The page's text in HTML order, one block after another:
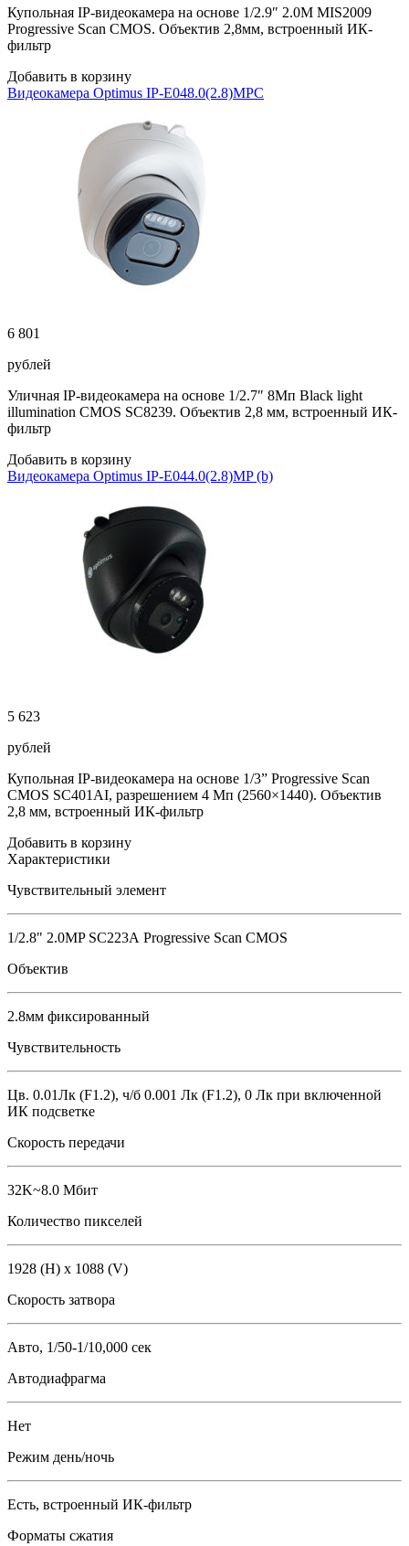
Купольная IP-видеокамера на основе 1/2.9″ 2.0M MIS2009
Progressive Scan CMOS. Объектив 2,8мм, встроенный ИК-
фильтр
Добавить в корзину
Видеокамера Optimus IP-E048.0(2.8)MPC
6 801
рублей
Уличная IP-видеокамера на основе 1/2.7″ 8Мп Black light
illumination CMOS SC8239. Объектив 2,8 мм, встроенный ИК-
фильтр
Добавить в корзину
Видеокамера Optimus IP-E044.0(2.8)MP (b)
5 623
рублей
Купольная IP-видеокамера на основе 1/3” Progressive Scan
CMOS SC401AI, разрешением 4 Мп (2560×1440). Объектив
2,8 мм, встроенный ИК-фильтр
Добавить в корзину
Характеристики
Чувствительный элемент
1/2.8" 2.0MP SC223А Progressive Scan CMOS
Объектив
2.8мм фиксированный
Чувствительность
Цв. 0.01Лк (F1.2), ч/б 0.001 Лк (F1.2), 0 Лк при включенной
ИК подсветке
Скорость передачи
32K~8.0 Мбит
Количество пикселей
1928 (H) x 1088 (V)
Скорость затвора
Авто, 1/50-1/10,000 сек
Автодиафрагма
Нет
Режим день/ночь
Есть, встроенный ИК-фильтр
Форматы сжатия